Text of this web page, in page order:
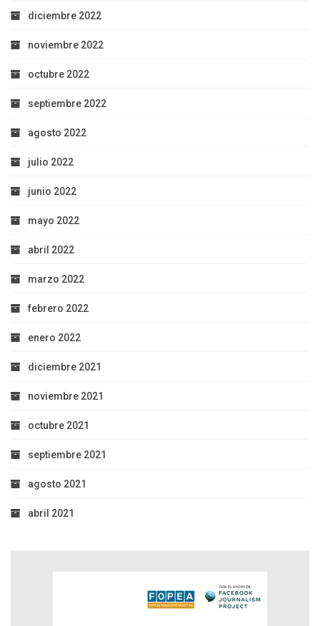
diciembre 2022
noviembre 2022
octubre 2022
septiembre 2022
agosto 2022
julio 2022
junio 2022
mayo 2022
abril 2022
marzo 2022
febrero 2022
enero 2022
diciembre 2021
noviembre 2021
octubre 2021
septiembre 2021
agosto 2021
abril 2021